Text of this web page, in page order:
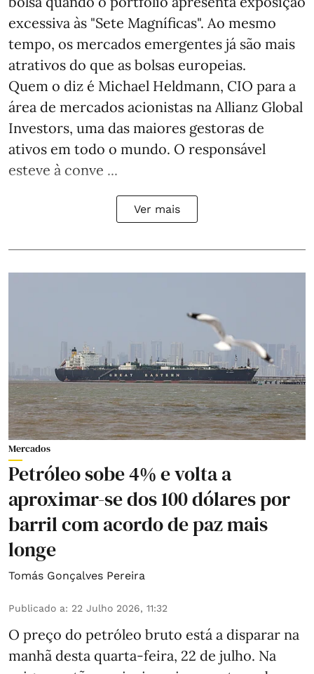
excessiva às "Sete Magníficas". Ao mesmo
tempo, os mercados emergentes já são mais
atrativos do que as bolsas europeias.
Quem o diz é Michael Heldmann, CIO para a
área de mercados acionistas na Allianz Global
Investors, uma das maiores gestoras de
ativos em todo o mundo. O responsável
esteve à conve ...
Ver mais
Mercados
Petróleo sobe 4% e volta a
aproximar-se dos 100 dólares por
barril com acordo de paz mais
longe
Tomás Gonçalves Pereira
Publicado a: 22 Julho 2026, 11:32
O preço do petróleo bruto está a disparar na
manhã desta quarta-feira, 22 de julho. Na